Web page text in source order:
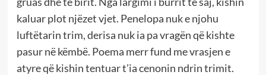
kaluar plot njëzet vjet. Penelopa nuk e njohu
luftëtarin trim, derisa nuk ia pa vragën që kishte
pasur në këmbë. Poema merr fund me vrasjen e
atyre që kishin tentuar t’ia cenonin ndrin trimit.